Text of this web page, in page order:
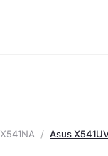
X541NA Asus